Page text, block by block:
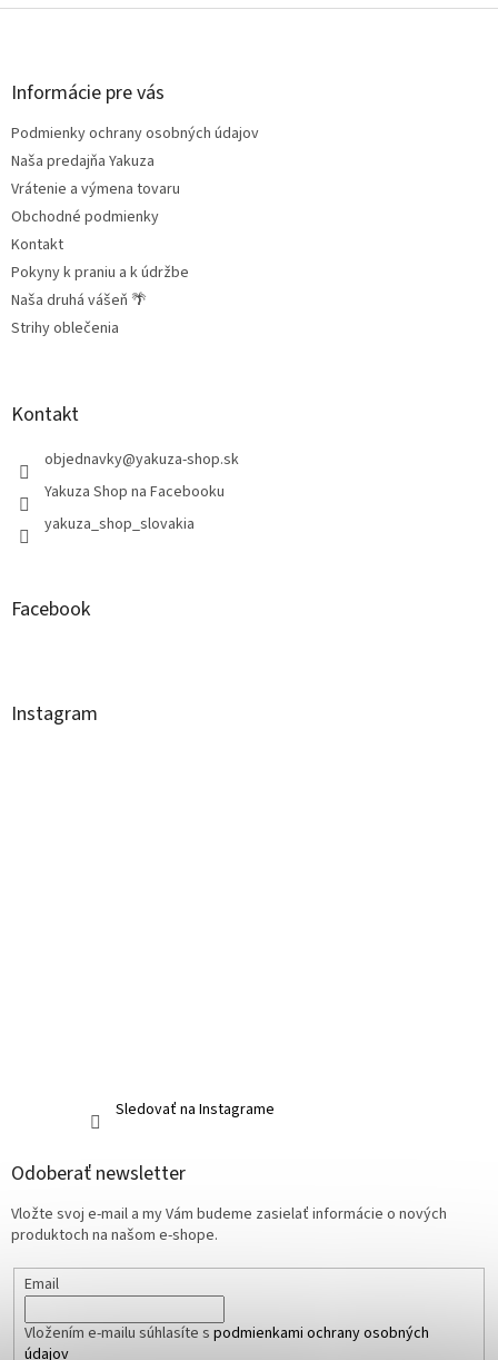
Z
Informácie pre vás
Podmienky ochrany osobných údajov
Naša predajňa Yakuza
Vrátenie a výmena tovaru
Obchodné podmienky
Kontakt
Pokyny k praniu a k údržbe
Naša druhá vášeň 🌴
Strihy oblečenia
Kontakt
objednavky@yakuza-shop.sk
Yakuza Shop na Facebooku
yakuza_shop_slovakia
Facebook
Instagram
Sledovať na Instagrame
Odoberať newsletter
Vložte svoj e-mail a my Vám budeme zasielať informácie o nových
produktoch na našom e-shope.
Email
Vložením e-mailu súhlasíte s podmienkami ochrany osobných
údajov